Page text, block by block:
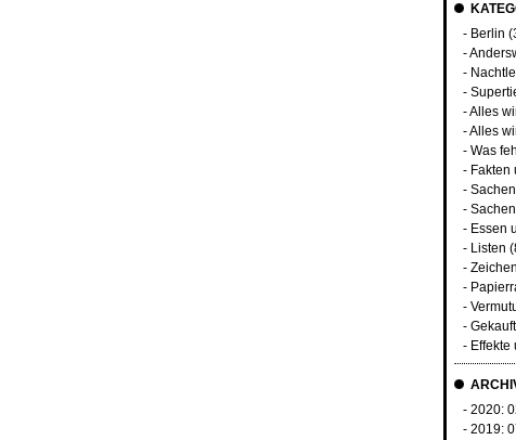
- Berlin
-
-
-
-Alles
-Alles
- Was
- Fakten
-
-
- Essen
- Listen
-
-
-
-
- Effekte
- 2020:
- 2019: